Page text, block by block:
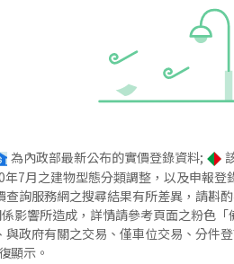
為內政部最新公布的實價登錄資料;
7月之建物型態分類調整，以及申報
詢服務網之搜尋結果有所差異，請斟酌
影響所造成，詳情請參考頁面之粉色
政府有關之交易、僅車位交易、分件
顯示。